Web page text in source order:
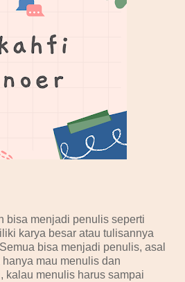
bisa menjadi penulis seperti
karya besar atau tulisannya
bisa menjadi penulis, asal
mau menulis dan
kalau menulis harus sampai